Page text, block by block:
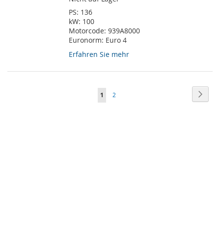
PS: 136
kW: 100
Motorcode: 939A8000
Euronorm: Euro 4
Erfahren Sie mehr
Seite
Sie
1 Seite
2